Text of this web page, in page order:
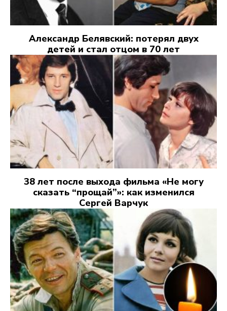
Александр Белявский: потерял двух
детей и стал отцом в 70 лет
38 лет после выхода фильма «Не могу
сказать “прощай”»: как изменился
Сергей Варчук